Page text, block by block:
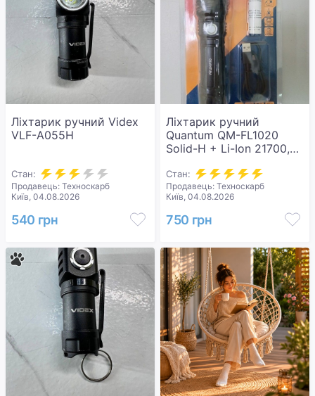
Ліхтарик ручний Videx
VLF-A055H
Стан:
Продавець: Техноскарб
Київ, 04.08.2026
540 грн
Ліхтарик ручний
Quantum QM-FL1020
Solid-H + Li-Ion 21700,
21700/4000-PB)
Стан:
Продавець: Техноскарб
Київ, 04.08.2026
750 грн